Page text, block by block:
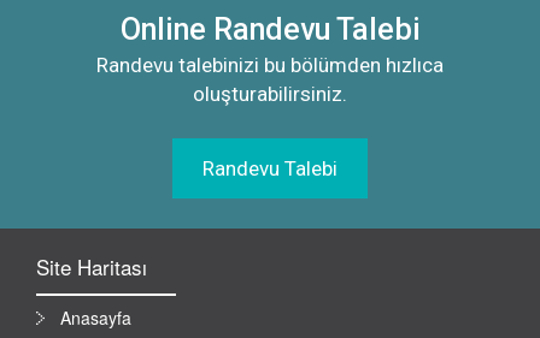
Online Randevu Talebi
Randevu talebinizi bu bölümden hızlıca
oluşturabilirsiniz.
Randevu Talebi
Site Haritası
Anasayfa